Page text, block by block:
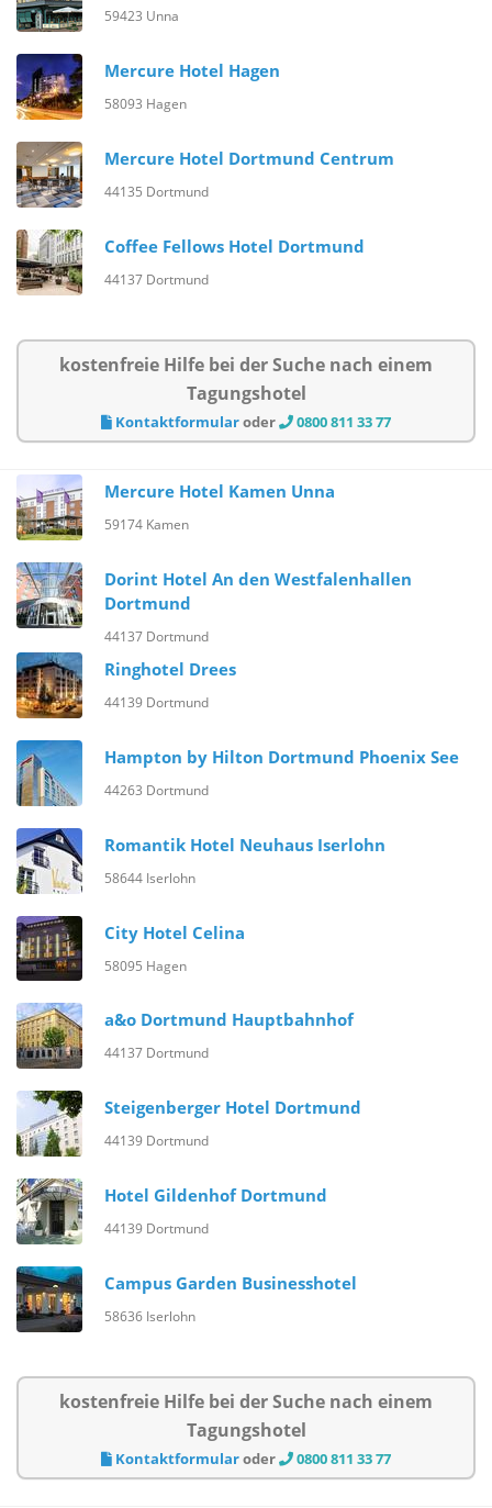
59423 Unna
Mercure Hotel Hagen
58093 Hagen
Mercure Hotel Dortmund Centrum
44135 Dortmund
Coffee Fellows Hotel Dortmund
44137 Dortmund
kostenfreie Hilfe bei der Suche nach einem
Tagungshotel
Kontaktformularoder 0800 811 33 77
Mercure Hotel Kamen Unna
59174 Kamen
Dorint Hotel An den Westfalenhallen
Dortmund
44137 Dortmund
Ringhotel Drees
44139 Dortmund
Hampton by Hilton Dortmund Phoenix See
44263 Dortmund
Romantik Hotel Neuhaus Iserlohn
58644 Iserlohn
City Hotel Celina
58095 Hagen
a&o Dortmund Hauptbahnhof
44137 Dortmund
Steigenberger Hotel Dortmund
44139 Dortmund
Hotel Gildenhof Dortmund
44139 Dortmund
Campus Garden Businesshotel
58636 Iserlohn
kostenfreie Hilfe bei der Suche nach einem
Tagungshotel
Kontaktformularoder 0800 811 33 77